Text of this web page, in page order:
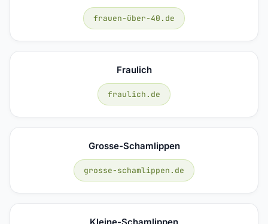
frauen-über-40.de
Fraulich
fraulich.de
Grosse-Schamlippen
grosse-schamlippen.de
Kleine-Schamlippen